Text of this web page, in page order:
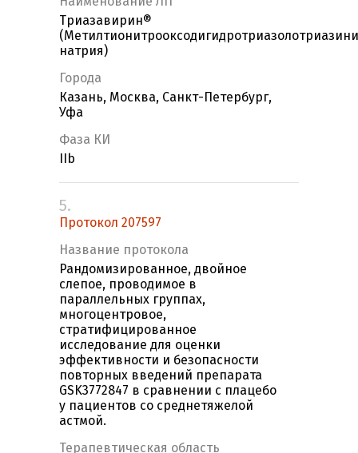
Триазавирин®
натрия)
Города
Казань, Москва, Санкт-Петербург,
Уфа
Фаза КИ
IIb
5.
Протокол 207597
Название протокола
Рандомизированное, двойное
слепое, проводимое в
параллельных группах,
многоцентровое,
стратифицированное
исследование для оценки
эффективности и безопасности
повторных введений препарата
GSK3772847 в сравнении с плацебо
у пациентов со среднетяжелой
астмой.
Терапевтическая область